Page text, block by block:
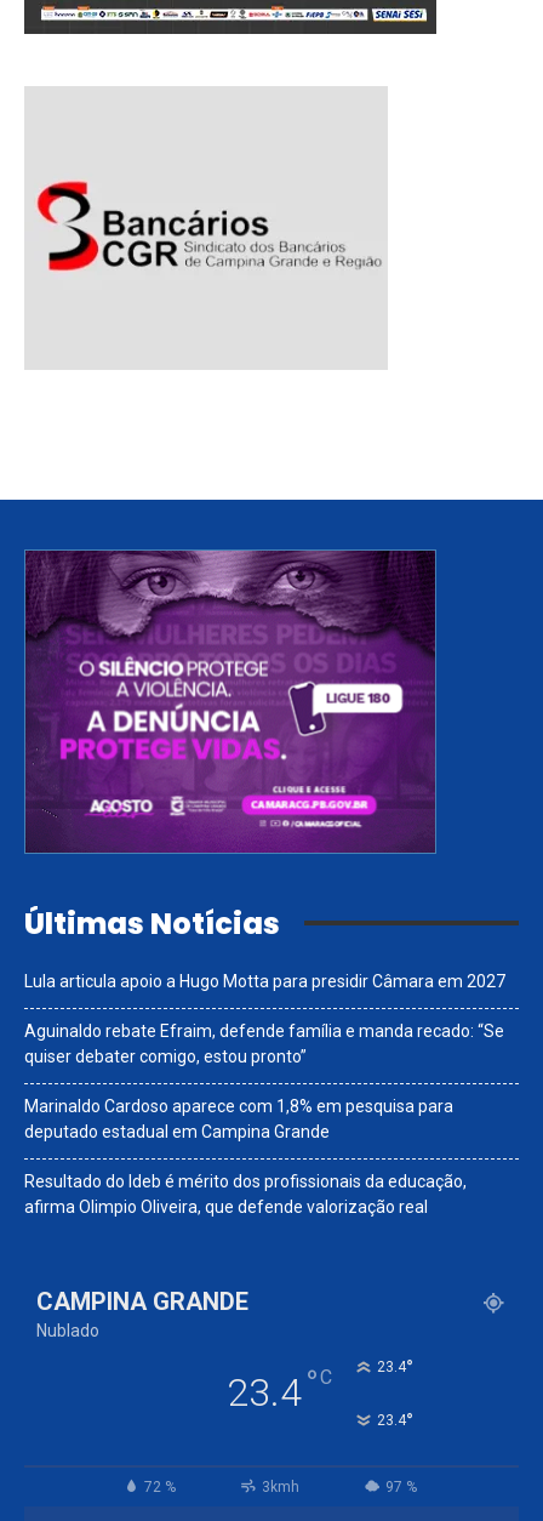
Últimas Notícias
Lula articula apoio a Hugo Motta para presidir Câmara em 2027
Aguinaldo rebate Efraim, defende família e manda recado: “Se
quiser debater comigo, estou pronto”
Marinaldo Cardoso aparece com 1,8% em pesquisa para
deputado estadual em Campina Grande
Resultado do Ideb é mérito dos profissionais da educação,
afirma Olimpio Oliveira, que defende valorização real
CAMPINA GRANDE
Nublado
23.4°C 23.4°
23.4°
72 % 3kmh 97 %